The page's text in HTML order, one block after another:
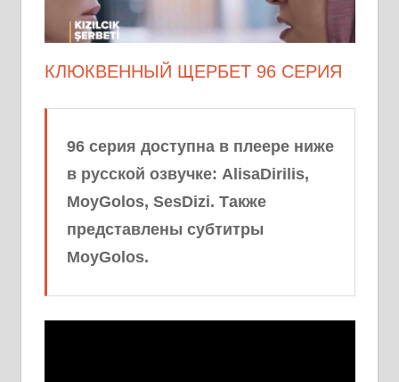
КЛЮКВЕННЫЙ ЩЕРБЕТ 96 СЕРИЯ
96 серия доступна в плеере ниже
в русской озвучке: AlisaDirilis,
MoyGolos, SesDizi. Также
представлены субтитры
MoyGolos.